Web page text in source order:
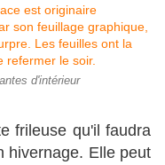
d'intérieur
frileuse qu'il faudra
hivernage. Elle peut